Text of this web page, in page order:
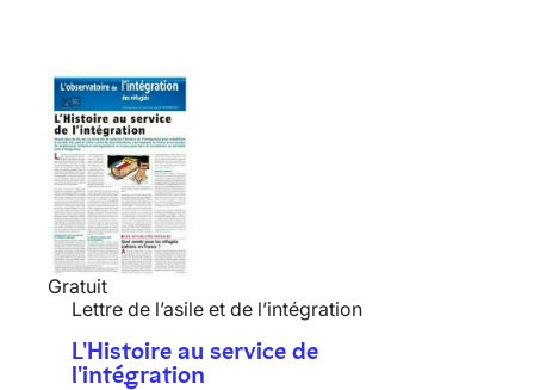
Gratuit
Lettre de l’asile et de l’intégration
L'Histoire au service de
l'intégration